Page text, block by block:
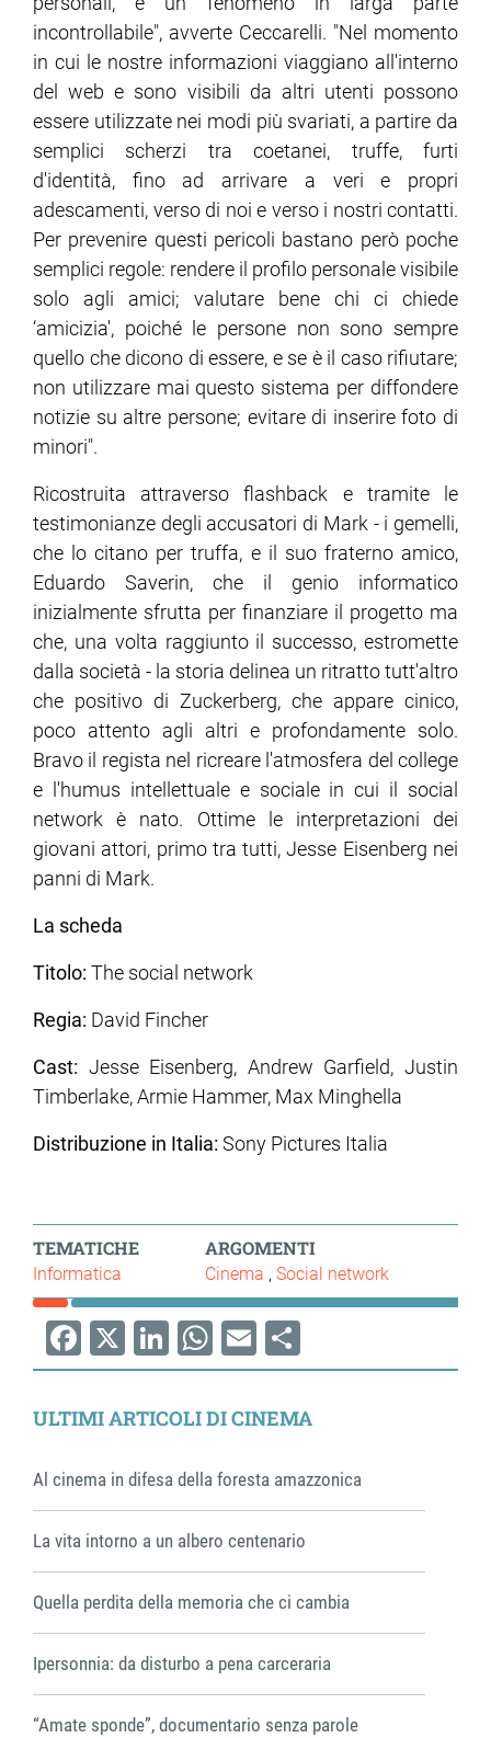
incontrollabile", avverte Ceccarelli. "Nel momento
in cui le nostre informazioni viaggiano all'interno
del web e sono visibili da altri utenti possono
essere utilizzate nei modi più svariati, a partire da
semplici scherzi tra coetanei, truffe, furti
d'identità, fino ad arrivare a veri e propri
adescamenti, verso di noi e verso i nostri contatti.
Per prevenire questi pericoli bastano però poche
semplici regole: rendere il profilo personale visibile
solo agli amici; valutare bene chi ci chiede
‘amicizia', poiché le persone non sono sempre
quello che dicono di essere, e se è il caso rifiutare;
non utilizzare mai questo sistema per diffondere
notizie su altre persone; evitare di inserire foto di
minori".
Ricostruita attraverso flashback e tramite le
testimonianze degli accusatori di Mark - i gemelli,
che lo citano per truffa, e il suo fraterno amico,
Eduardo Saverin, che il genio informatico
inizialmente sfrutta per finanziare il progetto ma
che, una volta raggiunto il successo, estromette
dalla società - la storia delinea un ritratto tutt'altro
che positivo di Zuckerberg, che appare cinico,
poco attento agli altri e profondamente solo.
Bravo il regista nel ricreare l'atmosfera del college
e l'humus intellettuale e sociale in cui il social
network è nato. Ottime le interpretazioni dei
giovani attori, primo tra tutti, Jesse Eisenberg nei
panni di Mark.
La scheda
Titolo: The social network
Regia: David Fincher
Cast: Jesse Eisenberg, Andrew Garfield, Justin
Timberlake, Armie Hammer, Max Minghella
Distribuzione in Italia: Sony Pictures Italia
TEMATICHE
Informatica
ARGOMENTI
Cinema Social network
Facebook
X LinkedIn
WhatsApp
EmailShare
ULTIMI ARTICOLI DI CINEMA
Al cinema in difesa della foresta amazzonica
La vita intorno a un albero centenario
Quella perdita della memoria che ci cambia
Ipersonnia: da disturbo a pena carceraria
“Amate sponde”, documentario senza parole